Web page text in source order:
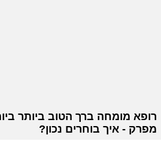
רופא מומחה ברך הטוב ביותר
מפרק - איך בוחרים נכון?